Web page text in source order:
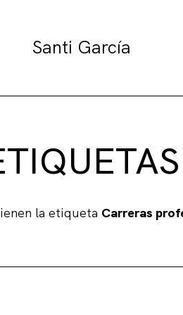
Santi García
la etiqueta Carreras